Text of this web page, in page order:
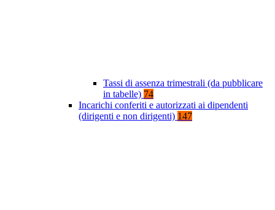
Tassi di assenza trimestrali (da pubblicare
in tabelle) 74
Incarichi conferiti e autorizzati ai dipendenti
(dirigenti e non dirigenti) 147